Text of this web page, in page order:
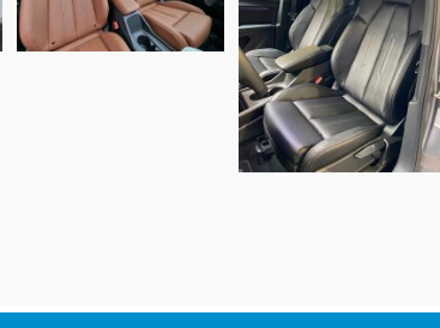
Audi Q4, Alba
Buffalino leder
Audi Q4 Alba
NAPPA eco-
leather® Zwart